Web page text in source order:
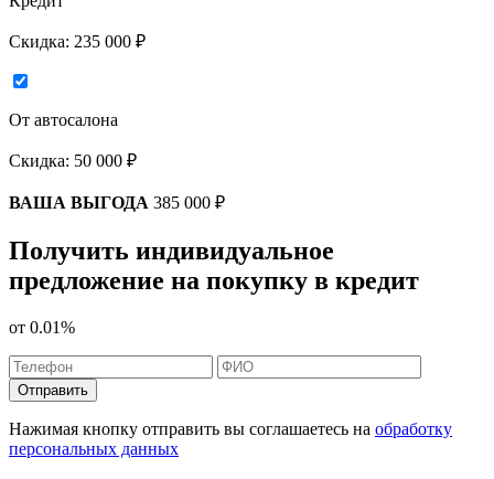
Скидка: 235 000 ₽
От автосалона
Скидка: 50 000 ₽
ВАША ВЫГОДА 385 000 ₽
Получить индивидуальное
предложение на покупку в кредит
от 0.01%
Отправить
Нажимая кнопку отправить вы соглашаетесь на обработку
персональных данных